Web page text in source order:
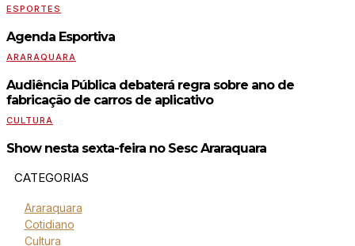
ESPORTES
Agenda Esportiva
ARARAQUARA
Audiência Pública debaterá regra sobre ano de
fabricação de carros de aplicativo
CULTURA
Show nesta sexta-feira no Sesc Araraquara
CATEGORIAS
Araraquara
Cotidiano
Cultura